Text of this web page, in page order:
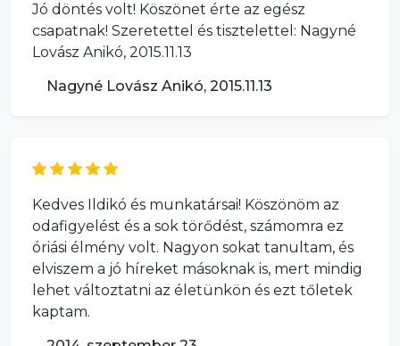
Jó döntés volt! Köszönet érte az egész
csapatnak! Szeretettel és tisztelettel: Nagyné
Lovász Anikó, 2015.11.13
Nagyné Lovász Anikó, 2015.11.13
Kedves Ildikó és munkatársai! Köszönöm az
odafigyelést és a sok törődést, számomra ez
óriási élmény volt. Nagyon sokat tanultam, és
elviszem a jó híreket másoknak is, mert mindig
lehet változtatni az életünkön és ezt tőletek
kaptam.